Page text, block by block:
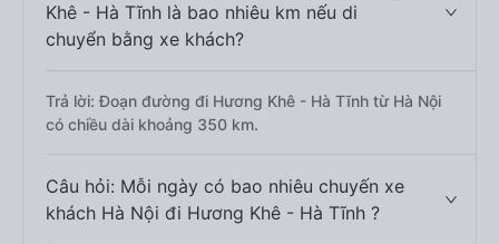
Khê - Hà Tĩnh là bao nhiêu km nếu di
chuyển bằng xe khách?
Trả lời: Đoạn đường đi Hương Khê - Hà Tĩnh từ Hà Nội
có chiều dài khoảng 350 km.
Câu hỏi: Mỗi ngày có bao nhiêu chuyến xe
khách Hà Nội đi Hương Khê - Hà Tĩnh ?